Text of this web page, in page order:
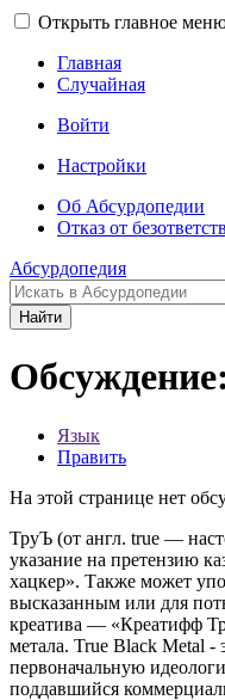
Открыть главное
Главная
Случайная
Войти
Настройки
Об Абсурдопедии
Отказ от
Абсурдопедия
Найти
Язык
Править
На этой странице нет
ТруЪ (от англ. true —
указание на претензию
хацкер». Также может
высказанным или для
креатива — «Креатифф
метала. True Black Metal
первоначальную
поддавшийся